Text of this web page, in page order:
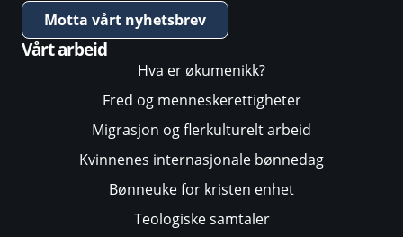
Motta vårt nyhetsbrev
Vårt arbeid
Hva er økumenikk?
Fred og menneskerettigheter
Migrasjon og flerkulturelt arbeid
Kvinnenes internasjonale bønnedag
Bønneuke for kristen enhet
Teologiske samtaler